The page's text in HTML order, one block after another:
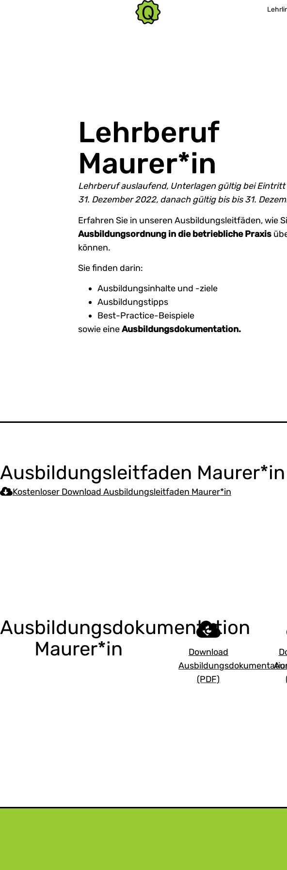
Lehrberuf
Maurer*in
Lehrberuf auslaufend, Unterlagen gültig bei Eintritt
31. Dezember 2022, danach gültig bis bis 31.
Erfahren Sie in unseren Ausbildungsleitfäden, wie
Ausbildungsordnung in die betriebliche Praxis
können.
Sie finden darin:
Ausbildungsinhalte und -ziele
Ausbildungstipps
Best-Practice-Beispiele
sowie eineAusbildungsdokumentation.
Ausbildungsleitfaden Maurer*in
Kostenloser Download Ausbildungsleitfaden Maurer*in
Ausbildungsdokumentation
Maurer*in
Download
(PDF)